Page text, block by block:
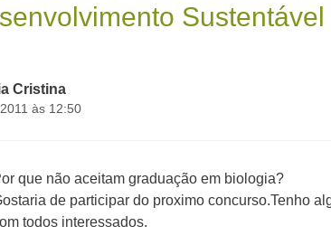
Sustentável
Cristina
às 12:50
que não aceitam graduação em biologia?
de participar do proximo concurso.Tenho
todos interessados.